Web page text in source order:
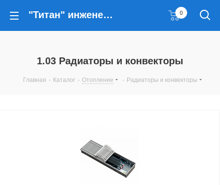
"Титан" инженерные решения 0
1.03 Радиаторы и конвекторы
Главная - Каталог - Отопление - Радиаторы и конвекторы